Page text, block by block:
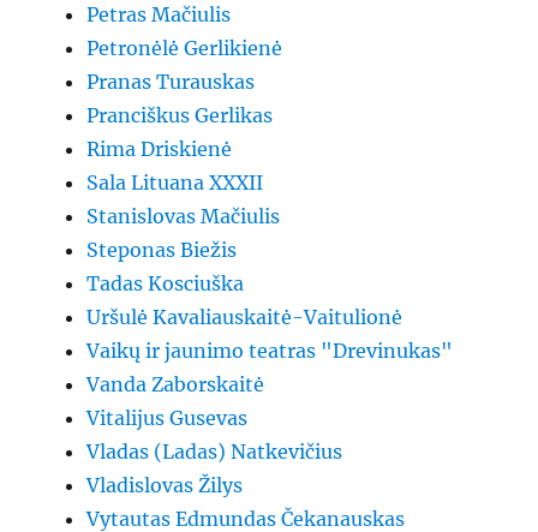
Petras Mačiulis
Petronėlė Gerlikienė
Pranas Turauskas
Pranciškus Gerlikas
Rima Driskienė
Sala Lituana XXXII
Stanislovas Mačiulis
Steponas Biežis
Tadas Kosciuška
Uršulė Kavaliauskaitė-Vaitulionė
Vaikų ir jaunimo teatras "Drevinukas"
Vanda Zaborskaitė
Vitalijus Gusevas
Vladas (Ladas) Natkevičius
Vladislovas Žilys
Vytautas Edmundas Čekanauskas